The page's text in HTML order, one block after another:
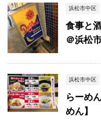
浜松市中区
食事と
＠浜松
浜松市中区
らーめ
めん】